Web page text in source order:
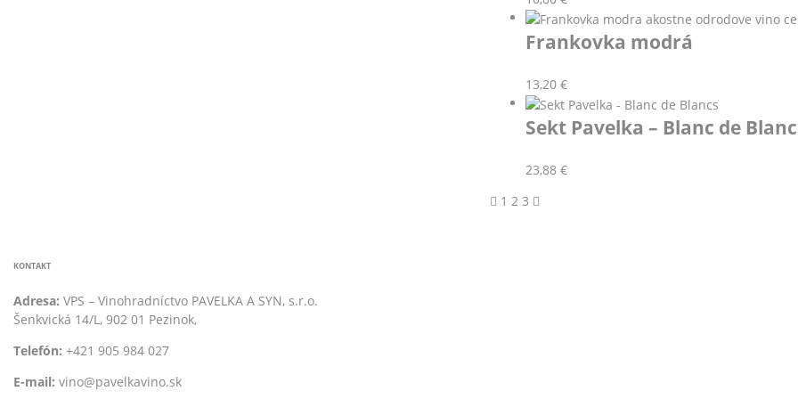
Frankovka modrá
13,20 €
Sekt Pavelka – Blanc de
23,88 €
1 2 3
KONTAKT
Adresa: VPS – Vinohradníctvo PAVELKA A SYN, s.r.o.
Šenkvická 14/L, 902 01 Pezinok,
Telefón: +421 905 984 027
E-mail: vino@pavelkavino.sk